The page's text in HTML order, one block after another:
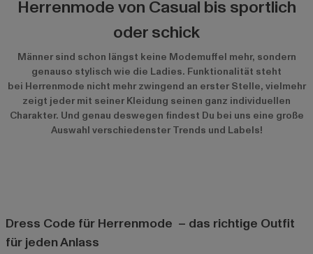
Herrenmode von Casual bis sportlich
oder schick
Männer sind schon längst keine Modemuffel mehr, sondern
genauso stylisch wie die Ladies. Funktionalität steht
bei Herrenmode nicht mehr zwingend an erster Stelle, vielmehr
zeigt jeder mit seiner Kleidung seinen ganz individuellen
Charakter. Und genau deswegen findest Du bei uns eine große
Auswahl verschiedenster Trends und Labels!
Dress Code für Herrenmode – das richtige Outfit
für jeden Anlass